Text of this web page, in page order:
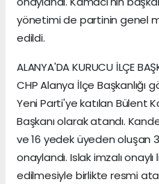
yönetimi de partinin genel
edildi.
ALANYA'DA KURUCU İLÇE
CHP Alanya İlçe
Yeni Parti'ye katılan Bülent
Başkanı olarak atandı.
ve 16 yedek üyeden oluşan
onaylandı. Islak imzalı
edilmesiyle birlikte resmi